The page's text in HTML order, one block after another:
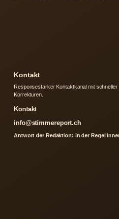
Kontakt
Responsestarker Kontaktkanal mit
Korrekturen.
Kontakt
info@stimmereport.ch
Antwort der Redaktion: in der Regel